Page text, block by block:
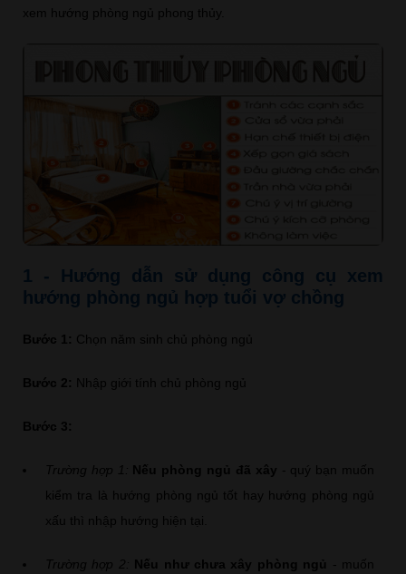
xem hướng phòng ngủ phong thủy.
1 - Hướng dẫn sử dụng công cụ xem
hướng phòng ngủ hợp tuổi vợ chồng
Bước 1: Chọn năm sinh chủ phòng ngủ
Bước 2: Nhập giới tính chủ phòng ngủ
Bước 3:
Trường hợp 1: Nếu phòng ngủ đã xây - quý bạn muốn
kiểm tra là hướng phòng ngủ tốt hay hướng phòng ngủ
xấu thì nhập hướng hiện tại.
Trường hợp 2: Nếu như chưa xây phòng ngủ - muốn